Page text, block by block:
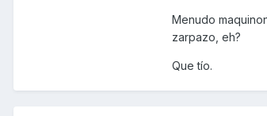
Menudo
zarpazo, eh?
Que tío.